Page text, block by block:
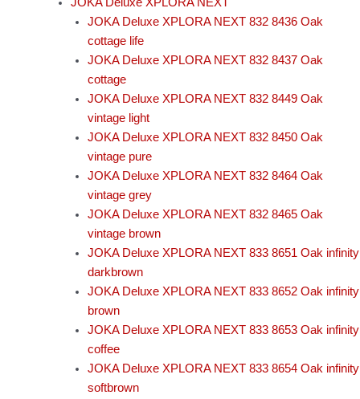
JOKA Deluxe XPLORA NEXT 832 8436 Oak
cottage life
JOKA Deluxe XPLORA NEXT 832 8437 Oak
cottage
JOKA Deluxe XPLORA NEXT 832 8449 Oak
vintage light
JOKA Deluxe XPLORA NEXT 832 8450 Oak
vintage pure
JOKA Deluxe XPLORA NEXT 832 8464 Oak
vintage grey
JOKA Deluxe XPLORA NEXT 832 8465 Oak
vintage brown
JOKA Deluxe XPLORA NEXT 833 8651 Oak infinity
darkbrown
JOKA Deluxe XPLORA NEXT 833 8652 Oak infinity
brown
JOKA Deluxe XPLORA NEXT 833 8653 Oak infinity
coffee
JOKA Deluxe XPLORA NEXT 833 8654 Oak infinity
softbrown